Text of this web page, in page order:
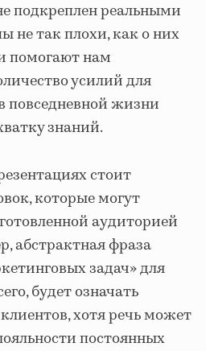
подкреплен реальными
не так плохи, как о них
помогают нам
усилий для
повседневной жизни
знаний.
стоит
которые могут
аудиторией
абстрактная фраза
задач» для
будет означать
хотя речь может
постоянных